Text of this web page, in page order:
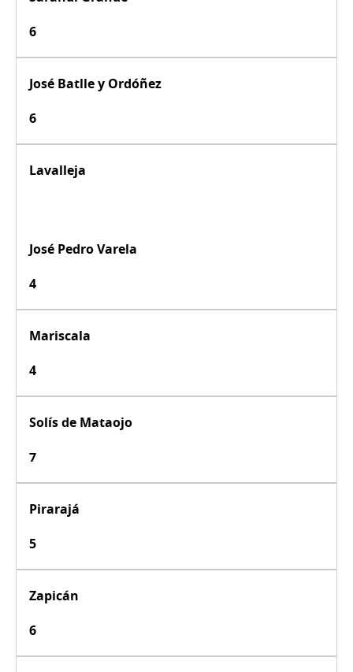
6
José Batlle y Ordóñez
6
Lavalleja
José Pedro Varela
4
Mariscala
4
Solís de Mataojo
7
Pirarajá
5
Zapicán
6